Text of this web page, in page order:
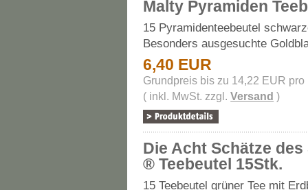
Malty Pyramiden
15 Pyramidenteebeutel
Besonders ausgesuchte
6,40 EUR
Grundpreis bis zu 14,22 EUR pro
( inkl. MwSt. zzgl.Versand )
Die Acht Schätze des
® Teebeutel 15Stk.
15 Teebeutel grüner Tee mit